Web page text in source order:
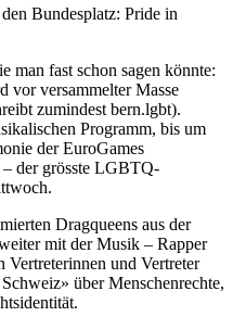
Bundesplatz: Pride in
man fast schon sagen könnte:
vor versammelter Masse
zumindest bern.lgbt).
Programm, bis um
der EuroGames
der grösste LGBTQ-
Dragqueens aus der
mit der Musik – Rapper
Vertreterinnen und Vertreter
über Menschenrechte,